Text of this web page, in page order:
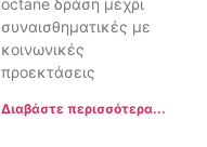
συναισθηματικές με
κοινωνικές
προεκτάσεις
Διαβάστε περισσότερα...